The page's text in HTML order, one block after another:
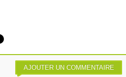
AJOUTER UN COMMENTAIRE